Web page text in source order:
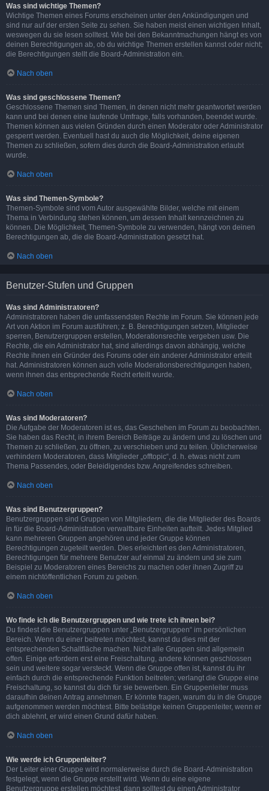
Was sind wichtige Themen?
Wichtige Themen eines Forums erscheinen unter den Ankündigungen und
sind nur auf der ersten Seite zu sehen. Sie haben meist einen wichtigen Inhalt,
weswegen du sie lesen solltest. Wie bei den Bekanntmachungen hängt es von
deinen Berechtigungen ab, ob du wichtige Themen erstellen kannst oder nicht;
die Berechtigungen stellt die Board-Administration ein.
Nach oben
Was sind geschlossene Themen?
Geschlossene Themen sind Themen, in denen nicht mehr geantwortet werden
kann und bei denen eine laufende Umfrage, falls vorhanden, beendet wurde.
Themen können aus vielen Gründen durch einen Moderator oder Administrator
gesperrt werden. Eventuell hast du auch die Möglichkeit, deine eigenen
Themen zu schließen, sofern dies durch die Board-Administration erlaubt
wurde.
Nach oben
Was sind Themen-Symbole?
Themen-Symbole sind vom Autor ausgewählte Bilder, welche mit einem
Thema in Verbindung stehen können, um dessen Inhalt kennzeichnen zu
können. Die Möglichkeit, Themen-Symbole zu verwenden, hängt von deinen
Berechtigungen ab, die die Board-Administration gesetzt hat.
Nach oben
Benutzer-Stufen und Gruppen
Was sind Administratoren?
Administratoren haben die umfassendsten Rechte im Forum. Sie können jede
Art von Aktion im Forum ausführen; z. B. Berechtigungen setzen, Mitglieder
sperren, Benutzergruppen erstellen, Moderationsrechte vergeben usw. Die
Rechte, die ein Administrator hat, sind allerdings davon abhängig, welche
Rechte ihnen ein Gründer des Forums oder ein anderer Administrator erteilt
hat. Administratoren können auch volle Moderationsberechtigungen haben,
wenn ihnen das entsprechende Recht erteilt wurde.
Nach oben
Was sind Moderatoren?
Die Aufgabe der Moderatoren ist es, das Geschehen im Forum zu beobachten.
Sie haben das Recht, in ihrem Bereich Beiträge zu ändern und zu löschen und
Themen zu schließen, zu öffnen, zu verschieben und zu teilen. Üblicherweise
verhindern Moderatoren, dass Mitglieder „offtopic“, d. h. etwas nicht zum
Thema Passendes, oder Beleidigendes bzw. Angreifendes schreiben.
Nach oben
Was sind Benutzergruppen?
Benutzergruppen sind Gruppen von Mitgliedern, die die Mitglieder des Boards
in für die Board-Administration verwaltbare Einheiten aufteilt. Jedes Mitglied
kann mehreren Gruppen angehören und jeder Gruppe können
Berechtigungen zugeteilt werden. Dies erleichtert es den Administratoren,
Berechtigungen für mehrere Benutzer auf einmal zu ändern und sie zum
Beispiel zu Moderatoren eines Bereichs zu machen oder ihnen Zugriff zu
einem nichtöffentlichen Forum zu geben.
Nach oben
Wo finde ich die Benutzergruppen und wie trete ich ihnen bei?
Du findest die Benutzergruppen unter „Benutzergruppen“ im persönlichen
Bereich. Wenn du einer beitreten möchtest, kannst du dies mit der
entsprechenden Schaltfläche machen. Nicht alle Gruppen sind allgemein
offen. Einige erfordern erst eine Freischaltung, andere können geschlossen
sein und weitere sogar versteckt. Wenn die Gruppe offen ist, kannst du ihr
einfach durch die entsprechende Funktion beitreten; verlangt die Gruppe eine
Freischaltung, so kannst du dich für sie bewerben. Ein Gruppenleiter muss
daraufhin deinen Antrag annehmen. Er könnte fragen, warum du in die Gruppe
aufgenommen werden möchtest. Bitte belästige keinen Gruppenleiter, wenn er
dich ablehnt, er wird einen Grund dafür haben.
Nach oben
Wie werde ich Gruppenleiter?
Der Leiter einer Gruppe wird normalerweise durch die Board-Administration
festgelegt, wenn die Gruppe erstellt wird. Wenn du eine eigene
Benutzergruppe erstellen möchtest, dann solltest du einen Administrator